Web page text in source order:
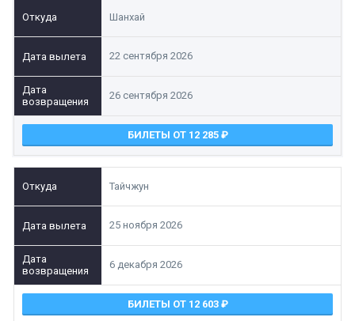
Шанхай
22 сентября 2026
26 сентября 2026
БИЛЕТЫ ОТ 12 285
Тайчжун
25 ноября 2026
6 декабря 2026
БИЛЕТЫ ОТ 12 603